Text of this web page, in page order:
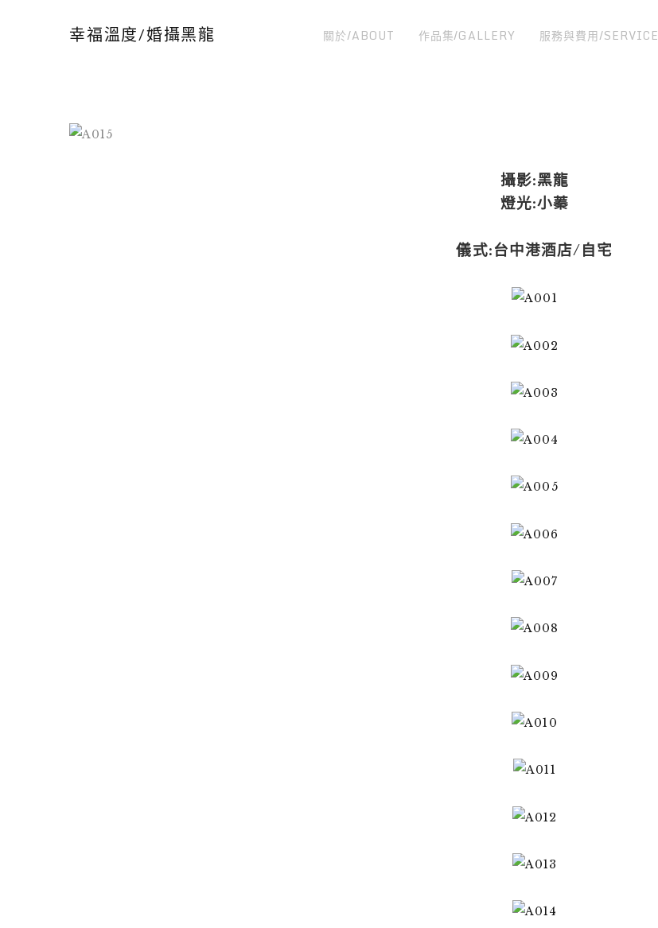
幸福溫度/婚攝黑龍 關於/ABOUT 作品集/GALLERY 服務與費用/SERVICE
攝影:黑龍
燈光:小蓁
儀式:台中港酒店/自宅